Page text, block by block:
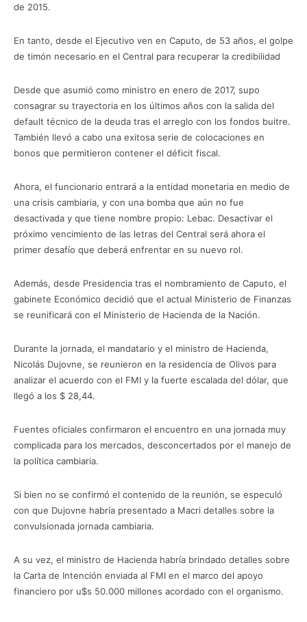
de 2015.
En tanto, desde el Ejecutivo ven en Caputo, de 53 años, el golpe
de timón necesario en el Central para recuperar la credibilidad
Desde que asumió como ministro en enero de 2017, supo
consagrar su trayectoria en los últimos años con la salida del
default técnico de la deuda tras el arreglo con los fondos buitre.
También llevó a cabo una exitosa serie de colocaciones en
bonos que permitieron contener el déficit fiscal.
Ahora, el funcionario entrará a la entidad monetaria en medio de
una crisis cambiaria, y con una bomba que aún no fue
desactivada y que tiene nombre propio: Lebac. Desactivar el
próximo vencimiento de las letras del Central será ahora el
primer desafío que deberá enfrentar en su nuevo rol.
Además, desde Presidencia tras el nombramiento de Caputo, el
gabinete Económico decidió que el actual Ministerio de Finanzas
se reunificará con el Ministerio de Hacienda de la Nación.
Durante la jornada, el mandatario y el ministro de Hacienda,
Nicolás Dujovne, se reunieron en la residencia de Olivos para
analizar el acuerdo con el FMI y la fuerte escalada del dólar, que
llegó a los $ 28,44.
Fuentes oficiales confirmaron el encuentro en una jornada muy
complicada para los mercados, desconcertados por el manejo de
la política cambiaria.
Si bien no se confirmó el contenido de la reunión, se especuló
con que Dujovne habría presentado a Macri detalles sobre la
convulsionada jornada cambiaria.
A su vez, el ministro de Hacienda habría brindado detalles sobre
la Carta de Intención enviada al FMI en el marco del apoyo
financiero por u$s 50.000 millones acordado con el organismo.